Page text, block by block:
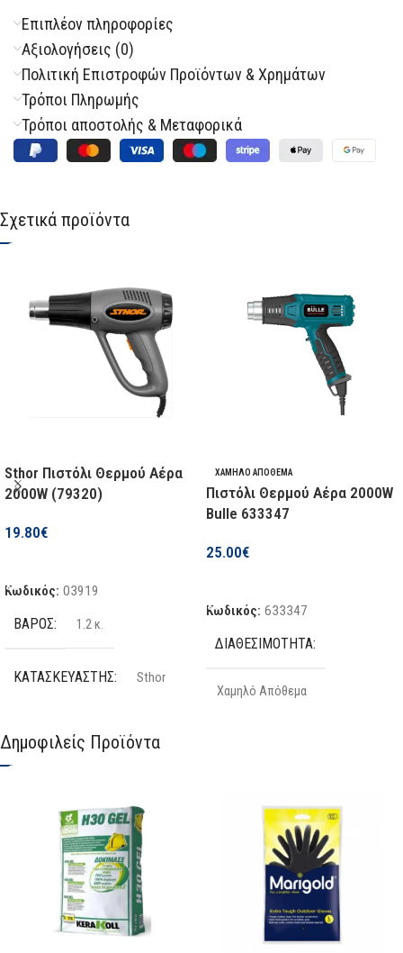
Επιπλέον πληροφορίες
Αξιολογήσεις (0)
Πολιτική Επιστροφών Προϊόντων & Χρημάτων
Τρόποι Πληρωμής
Τρόποι αποστολής & Μεταφορικά
Σχετικά προϊόντα
Sthor Πιστόλι Θερμού Αέρα
2000W (79320)
19.80€
Κωδικός: 03919
ΒΆΡΟΣ 1.2 κ.
ΚΑΤΑΣΚΕΥΑΣΤΉΣ Sthor
ΙΣΧΎΣ (W) 2000 W
ΤΑΧΎΤΗΤΕΣ 2
ΈΞΤΡΑ ΧΑΡΑΚΤΗΡΙΣΤΙΚΆ
ΧΑΜΗΛΌ ΑΠΌΘΕΜΑ
Πιστόλι Θερμού Αέρα 2000W
Bulle 633347
25.00€
Κωδικός: 633347
ΔΙΑΘΕΣΙΜΌΤΗΤΑ
Χαμηλό Απόθεμα
Δημοφιλείς Προϊόντα